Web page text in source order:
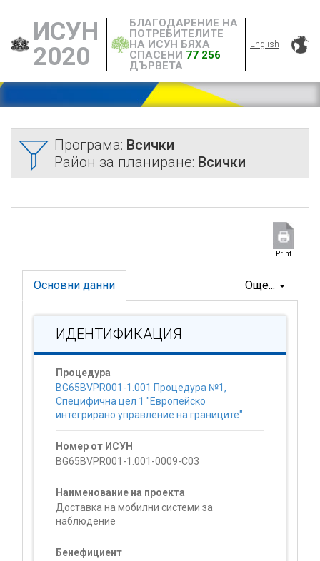
ИСУН
2020
БЛАГОДАРЕНИЕ НА
ПОТРЕБИТЕЛИТЕ
НА ИСУН БЯХА
СПАСЕНИ 77 256
ДЪРВЕТА
English
Програма: Всички
Район за планиране: Всички
Print
Още...
Основни данни
ИДЕНТИФИКАЦИЯ
Процедура
BG65BVPR001-1.001 Процедура №1,
Специфична цел 1 "Европейско
интегрирано управление на границите"
Номер от ИСУН
BG65BVPR001-1.001-0009-C03
Наименование на проекта
Доставка на мобилни системи за
наблюдение
Бенефициент